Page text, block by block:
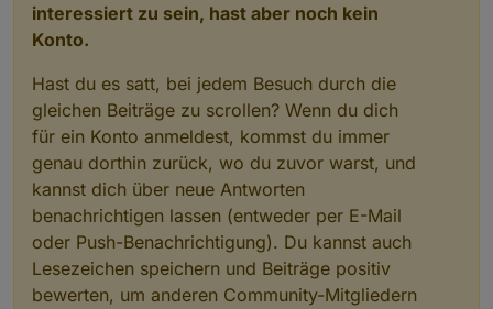
interessiert zu sein, hast aber noch kein
Konto.
Hast du es satt, bei jedem Besuch durch die
gleichen Beiträge zu scrollen? Wenn du dich
für ein Konto anmeldest, kommst du immer
genau dorthin zurück, wo du zuvor warst, und
kannst dich über neue Antworten
benachrichtigen lassen (entweder per E-Mail
oder Push-Benachrichtigung). Du kannst auch
Lesezeichen speichern und Beiträge positiv
bewerten, um anderen Community-Mitgliedern